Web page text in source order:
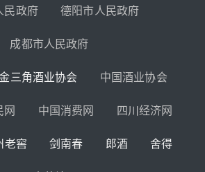
民政府 德阳市人民政府
成都市人民政府
三角酒业协会 中国酒业协会
网 中国消费网 四川经济网
老窖 剑南春 郎酒 舍得